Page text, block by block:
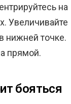
на
Увеличивайте
нижней точке.
прямой.
бояться